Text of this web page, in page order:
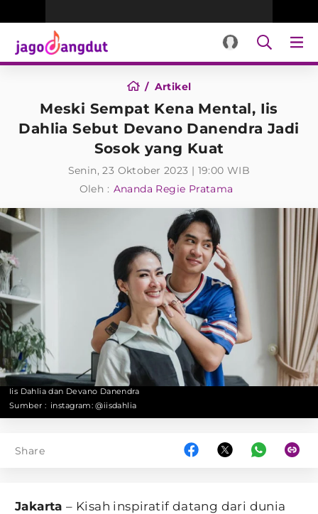
Artikel
Meski Sempat Kena Mental, Iis
Dahlia Sebut Devano Danendra Jadi
Sosok yang Kuat
Senin, 23 Oktober 2023 | 19:00 WIB
Oleh : Ananda Regie Pratama
Iis Dahlia dan Devano Danendra
Sumber : instagram: @iisdahlia
Share
Jakarta– Kisah inspiratif datang dari dunia